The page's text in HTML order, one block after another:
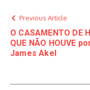
Previous Article
O CASAMENTO DE
QUE NÃO HOUVE
James Akel